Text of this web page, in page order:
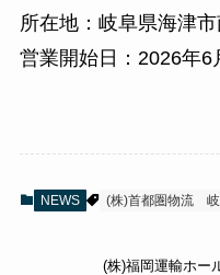
所在地：岐阜県海津
営業開始日：2026年6
NEWS (株)首都圏物流
(株)福岡運輸ホー